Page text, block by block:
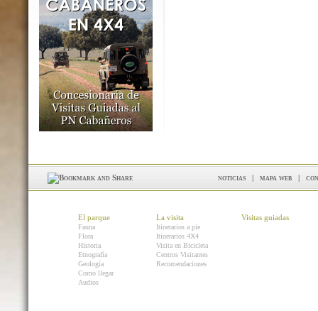
noticias | mapa web |
El parque
Fauna
Flora
Historia
Etnografía
Geología
Como llegar
Audios
La visita
Itinerarios a pie
Itinerarios 4X4
Visita en Bicicleta
Centros Visitantes
Recomendaciones
Visitas guiadas